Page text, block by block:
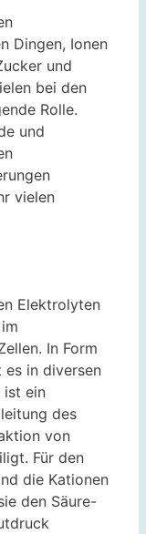
Dingen, Ionen
und
bei den
Rolle.
und
vielen
Elektrolyten
In Form
in diversen
ist ein
des
von
Für den
die Kationen
den Säure-